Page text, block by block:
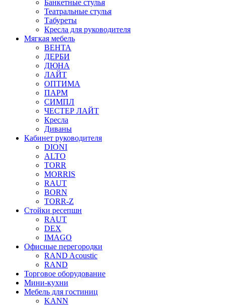
Банкетные стулья
Театральные стулья
Табуреты
Кресла для руководителя
Мягкая мебель
ВЕНТА
ДЕРБИ
ДЮНА
ЛАЙТ
ОПТИМА
ПАРМ
СИМПЛ
ЧЕСТЕР ЛАЙТ
Кресла
Диваны
Кабинет руководителя
DIONI
ALTO
TORR
MORRIS
RAUT
BORN
TORR-Z
Стойки ресепшн
RAUT
DEX
IMAGO
Офисные перегородки
RAND Acoustic
RAND
Торговое оборудование
Мини-кухни
Мебель для гостиниц
KANN